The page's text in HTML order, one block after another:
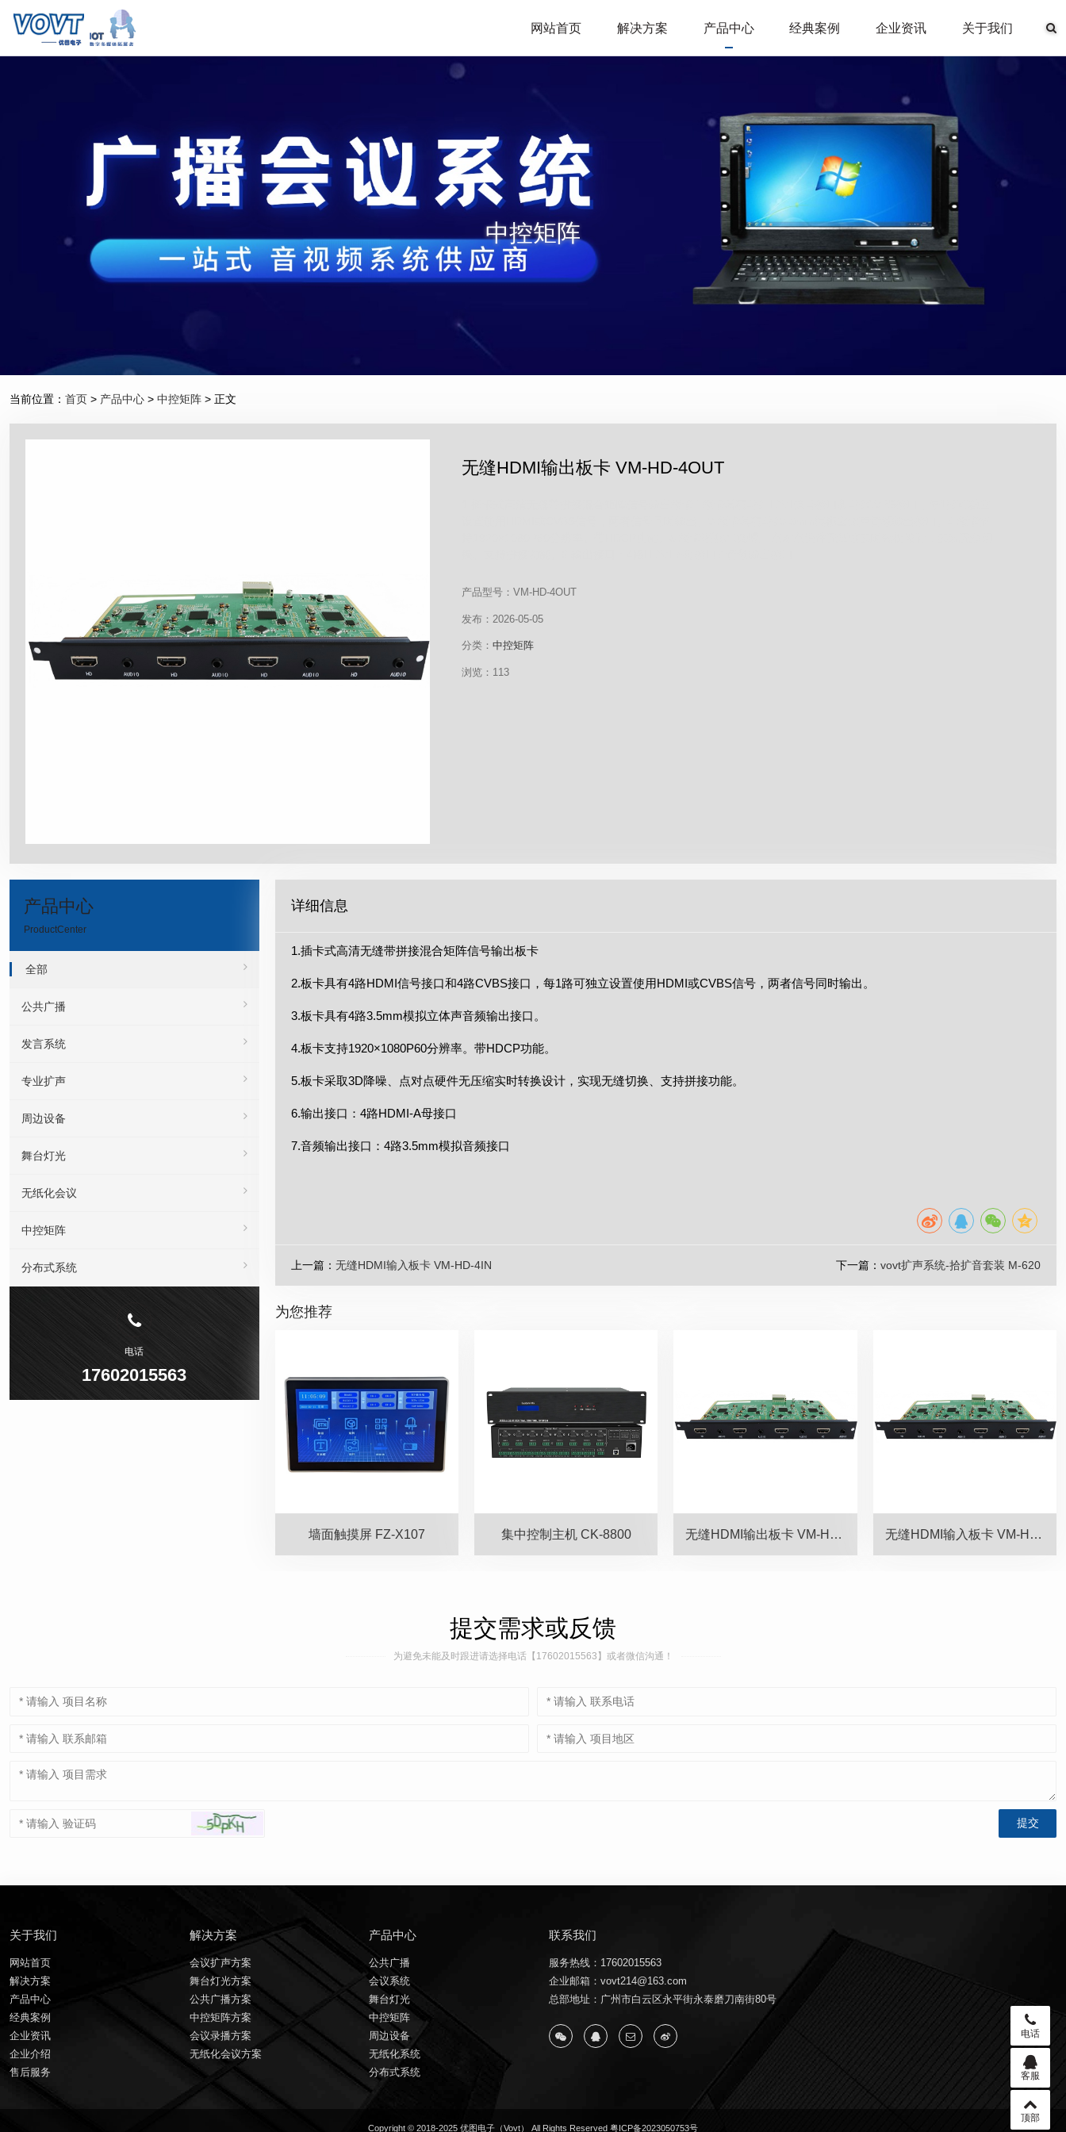
网站首页 解决方案 产品中心 经典案例 企业资讯 关于我们
中控矩阵
当前位置： 首页 > 产品中心 > 中控矩阵 > 正文
无缝HDMI输出板卡 VM-HD-4OUT
产品型号：VM-HD-4OUT
发布：2026-05-05
分类： 中控矩阵
浏览：113
产品中心
ProductCenter
全部
公共广播
发言系统
专业扩声
周边设备
舞台灯光
无纸化会议
中控矩阵
分布式系统
电话
17602015563
详细信息
1.插卡式高清无缝带拼接混合矩阵信号输出板卡
2.板卡具有4路HDMI信号接口和4路CVBS接口，每1路可独立设置使用HDMI或CVBS信号，两者信号同时输出。
3.板卡具有4路3.5mm模拟立体声音频输出接口。
4.板卡支持1920×1080P60分辨率。带HDCP功能。
5.板卡采取3D降噪、点对点硬件无压缩实时转换设计，实现无缝切换、支持拼接功能。
6.输出接口：4路HDMI-A母接口
7.音频输出接口：4路3.5mm模拟音频接口
上一篇： 无缝HDMI输入板卡 VM-HD-4IN 下一篇： vovt扩声系统-拾扩音套装 M-620
为您推荐
墙面触摸屏 FZ-X107 集中控制主机 CK-8800 无缝HDMI输出板卡 VM-HD-4OUT 无缝HDMI输入板卡 VM-HD-4IN
提交需求或反馈
为避免未能及时跟进请选择电话【17602015563】或者微信沟通！
关于我们
网站首页
解决方案
产品中心
经典案例
企业资讯
企业介绍
售后服务
解决方案
会议扩声方案
舞台灯光方案
公共广播方案
中控矩阵方案
会议录播方案
无纸化会议方案
产品中心
公共广播
会议系统
舞台灯光
中控矩阵
周边设备
无纸化系统
分布式系统
联系我们
服务热线：17602015563
企业邮箱：vovt214@163.com
总部地址：广州市白云区永平街永泰磨刀南街80号
Copyright © 2018-2025 优图电子（Vovt） All Rights Reserved 粤ICP备2023050753号
电话
客服
顶部